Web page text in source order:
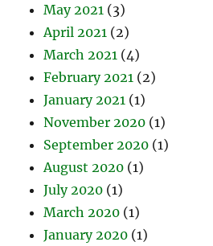
May 2021 (3)
April 2021 (2)
March 2021 (4)
February 2021 (2)
January 2021 (1)
November 2020 (1)
September 2020 (1)
August 2020 (1)
July 2020 (1)
March 2020 (1)
January 2020 (1)